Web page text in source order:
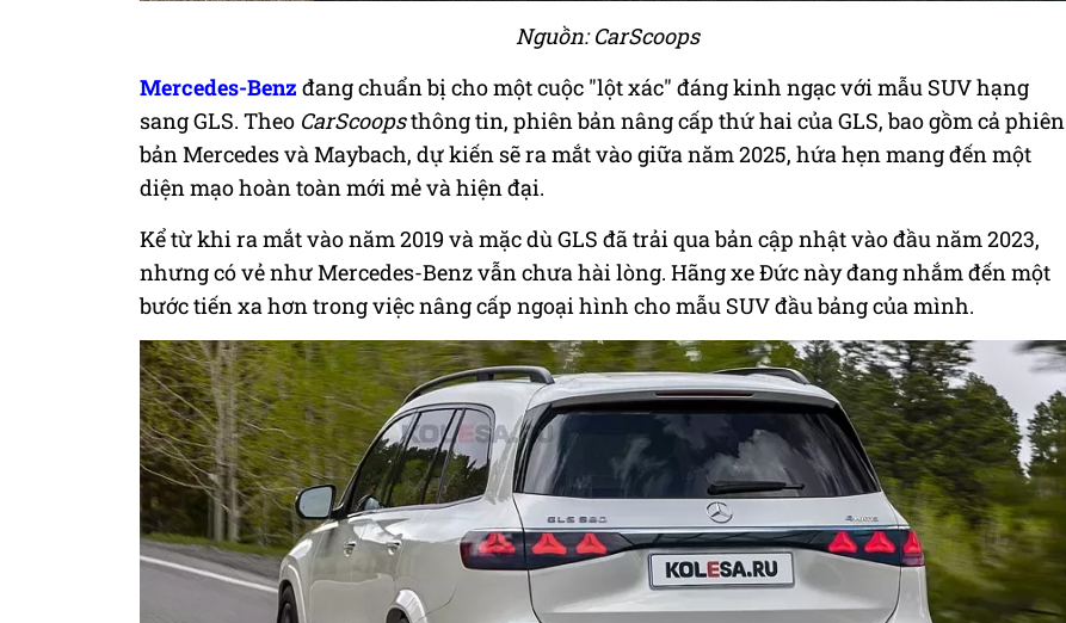
Nguồn: CarScoops
Mercedes-Benz đang chuẩn bị cho một cuộc "lột xác" đáng kinh ngạc với mẫu SUV hạng
sang GLS. Theo CarScoopsthông tin, phiên bản nâng cấp thứ hai của GLS, bao gồm cả phiên
bản Mercedes và Maybach, dự kiến sẽ ra mắt vào giữa năm 2025, hứa hẹn mang đến một
diện mạo hoàn toàn mới mẻ và hiện đại.
Kể từ khi ra mắt vào năm 2019 và mặc dù GLS đã trải qua bản cập nhật vào đầu năm 2023,
nhưng có vẻ như Mercedes-Benz vẫn chưa hài lòng. Hãng xe Đức này đang nhắm đến một
bước tiến xa hơn trong việc nâng cấp ngoại hình cho mẫu SUV đầu bảng của mình.